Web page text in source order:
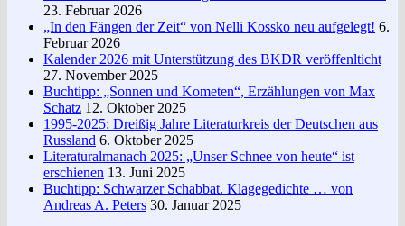
23. Februar 2026
„In den Fängen der Zeit“ von Nelli Kossko neu aufgelegt! 6.
Februar 2026
Kalender 2026 mit Unterstützung des BKDR veröffenlticht
27. November 2025
Buchtipp: „Sonnen und Kometen“, Erzählungen von Max
Schatz 12. Oktober 2025
1995-2025: Dreißig Jahre Literaturkreis der Deutschen aus
Russland 6. Oktober 2025
Literaturalmanach 2025: „Unser Schnee von heute“ ist
erschienen 13. Juni 2025
Buchtipp: Schwarzer Schabbat. Klagegedichte … von
Andreas A. Peters 30. Januar 2025